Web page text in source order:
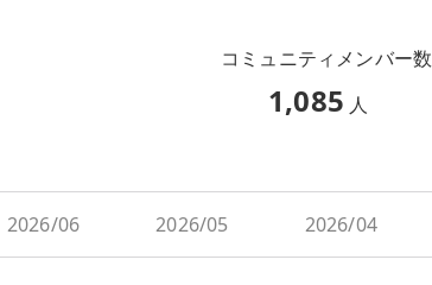
コミュニティメンバー数
1,085 人
2026/06 2026/05 2026/04